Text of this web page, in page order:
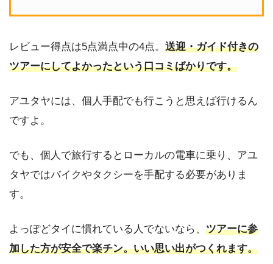
レビュー得点は5点満点中の4点。 送迎・ガイド付きの
ツアーにしてよかったという口コミばかりです。
アユタヤには、個人手配でも行こうと思えば行けるん
ですよ。
でも、個人で旅行するとローカルの電車に乗り、アユ
タヤではバイクやタクシーを手配する必要がありま
す。
よっぽどタイに慣れている人でないなら、 ツアーに参
加した方が安全で楽チン。いい思い出がつくれます。